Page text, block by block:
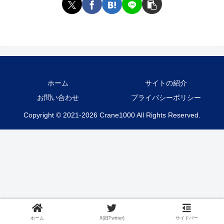
ホーム
サイトの紹介
お問い合わせ
プライバシーポリシー
Copyright © 2021-2026 Crane1000 All Rights Reserved.
ホーム X(旧Twitter) サイドバー